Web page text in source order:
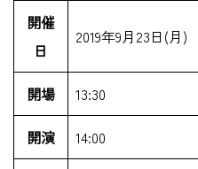
開催
日
2019年9月23日(月)
開場 13:30
開演 14:00